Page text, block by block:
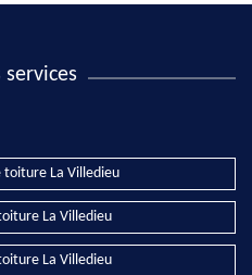
toiture La Villedieu
La Villedieu
La Villedieu